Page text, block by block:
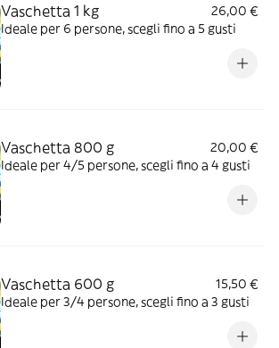
Vaschetta 1 kg
26,00 €
Ideale per 6 persone, scegli fino a 5 gusti
Vaschetta 800 g
20,00 €
Ideale per 4/5 persone, scegli fino a 4 gusti
Vaschetta 600 g
15,50 €
Ideale per 3/4 persone, scegli fino a 3 gusti